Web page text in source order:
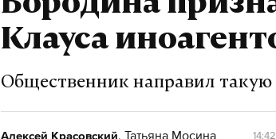
Клауса
Общественник направил такую
Алексей Красовский, Татьяна Мосина